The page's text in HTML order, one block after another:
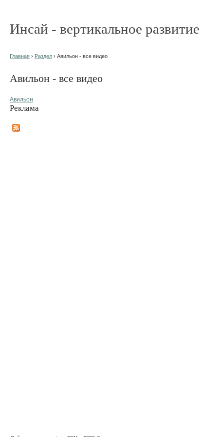
Инсай - вертикальное развитие
Главная › Раздел › Авильон - все видео
Авильон - все видео
Авильон
Реклама